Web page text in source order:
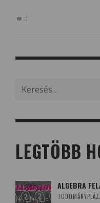
0
LEGTÖBB
ALGEBRA